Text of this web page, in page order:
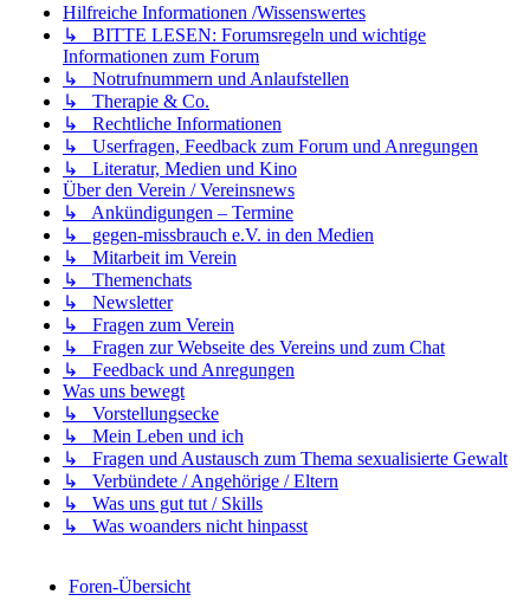
Hilfreiche Informationen /Wissenswertes
↳ BITTE LESEN: Forumsregeln und wichtige
Informationen zum Forum
↳ Notrufnummern und Anlaufstellen
↳ Therapie & Co.
↳ Rechtliche Informationen
↳ Userfragen, Feedback zum Forum und Anregungen
↳ Literatur, Medien und Kino
Über den Verein / Vereinsnews
↳ Ankündigungen – Termine
↳ gegen-missbrauch e.V. in den Medien
↳ Mitarbeit im Verein
↳ Themenchats
↳ Newsletter
↳ Fragen zum Verein
↳ Fragen zur Webseite des Vereins und zum Chat
↳ Feedback und Anregungen
Was uns bewegt
↳ Vorstellungsecke
↳ Mein Leben und ich
↳ Fragen und Austausch zum Thema sexualisierte Gewalt
↳ Verbündete / Angehörige / Eltern
↳ Was uns gut tut / Skills
↳ Was woanders nicht hinpasst
Foren-Übersicht